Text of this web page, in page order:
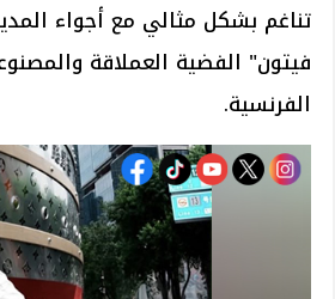
تناغم بشكل مثالي مع أجواء
فيتون" الفضية العملاقة
الفرنسية.